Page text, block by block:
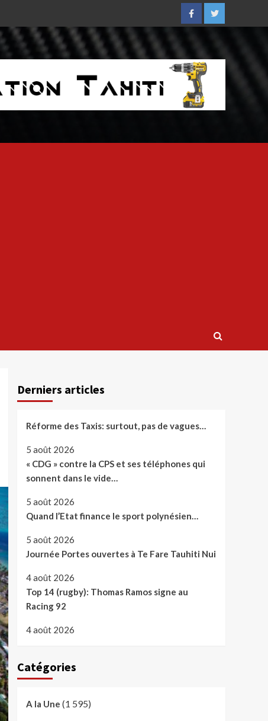
FacebookTwitter
Derniers articles
Réforme des Taxis: surtout, pas de vagues…
5 août 2026
« CDG » contre la CPS et ses téléphones qui
sonnent dans le vide…
5 août 2026
Quand l’Etat finance le sport polynésien…
5 août 2026
Journée Portes ouvertes à Te Fare Tauhiti Nui
4 août 2026
Top 14 (rugby): Thomas Ramos signe au
Racing 92
4 août 2026
Catégories
A la Une (1 595)